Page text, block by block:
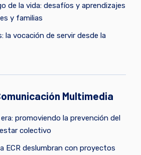
de la vida: desafíos y aprendizajes
y familias
la vocación de servir desde la
Multimedia
era: promoviendo la prevención del
colectivo
ECR deslumbran con proyectos